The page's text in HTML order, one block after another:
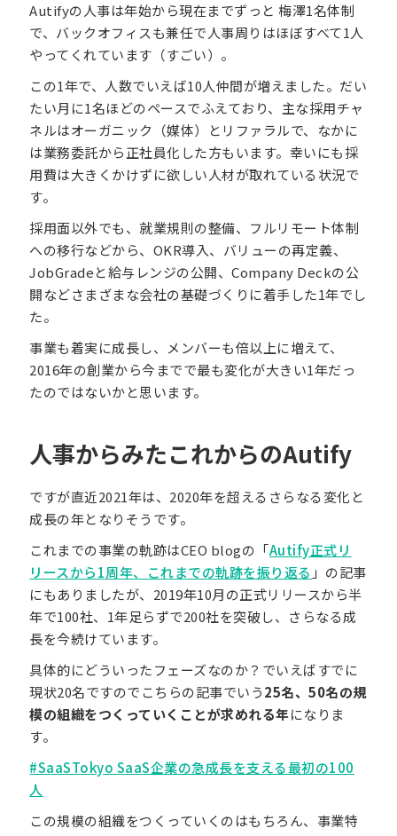
Autifyの人事は年始から現在までずっと 梅澤1名体制
で、バックオフィスも兼任で人事周りはほぼすべて1人
やってくれています（すごい）。
この1年で、人数でいえば10人仲間が増えました。だい
たい月に1名ほどのペースでふえており、主な採用チャ
ネルはオーガニック（媒体）とリファラルで、なかに
は業務委託から正社員化した方もいます。幸いにも採
用費は大きくかけずに欲しい人材が取れている状況で
す。
採用面以外でも、就業規則の整備、フルリモート体制
への移行などから、OKR導入、バリューの再定義、
JobGradeと給与レンジの公開、Company Deckの公
開などさまざまな会社の基礎づくりに着手した1年でし
た。
事業も着実に成長し、メンバーも倍以上に増えて、
2016年の創業から今までで最も変化が大きい1年だっ
たのではないかと思います。
人事からみたこれからのAutify
ですが直近2021年は、2020年を超えるさらなる変化と
成長の年となりそうです。
これまでの事業の軌跡はCEO blogの「Autify正式リ
リースから1周年、これまでの軌跡を振り返る 」の記事
にもありましたが、2019年10月の正式リリースから半
年で100社、1年足らずで200社を突破し、さらなる成
長を今続けています。
具体的にどういったフェーズなのか？でいえばすでに
現状20名ですのでこちらの記事でいう25名、50名の規
模の組織をつくっていくことが求めれる年になりま
す。
#SaaSTokyo SaaS企業の急成長を支える最初の100
人
この規模の組織をつくっていくのはもちろん、事業特